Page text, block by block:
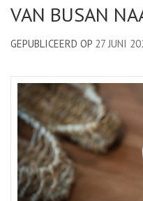
VAN BUSAN
GEPUBLICEERD OP 27 JUNI